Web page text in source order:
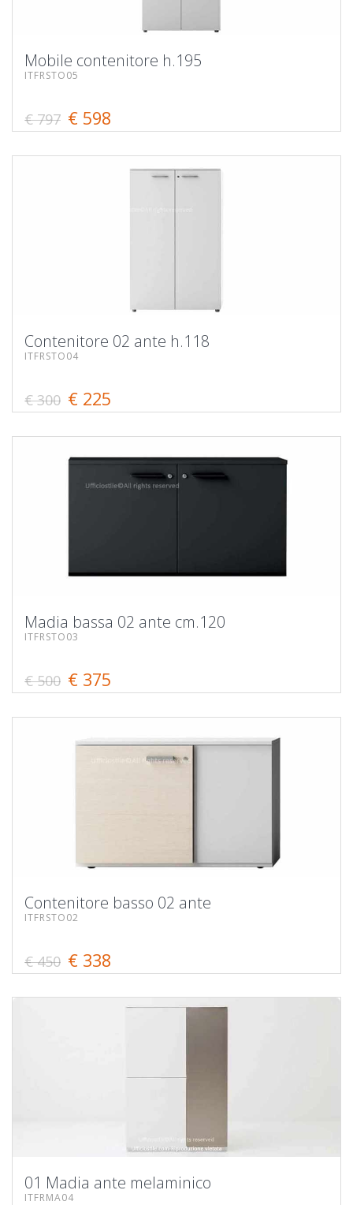
Mobile contenitore h.195
ITFRSTO05
€ 797 € 598
Contenitore 02 ante h.118
ITFRSTO04
€ 300 € 225
Madia bassa 02 ante cm.120
ITFRSTO03
€ 500 € 375
Contenitore basso 02 ante
ITFRSTO02
€ 450 € 338
01 Madia ante melaminico
ITFRMA04